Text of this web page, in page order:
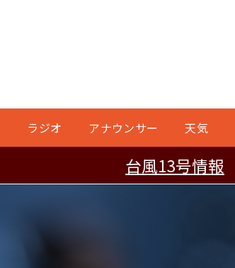
ラジオ アナウンサー 天気
台風13号情報